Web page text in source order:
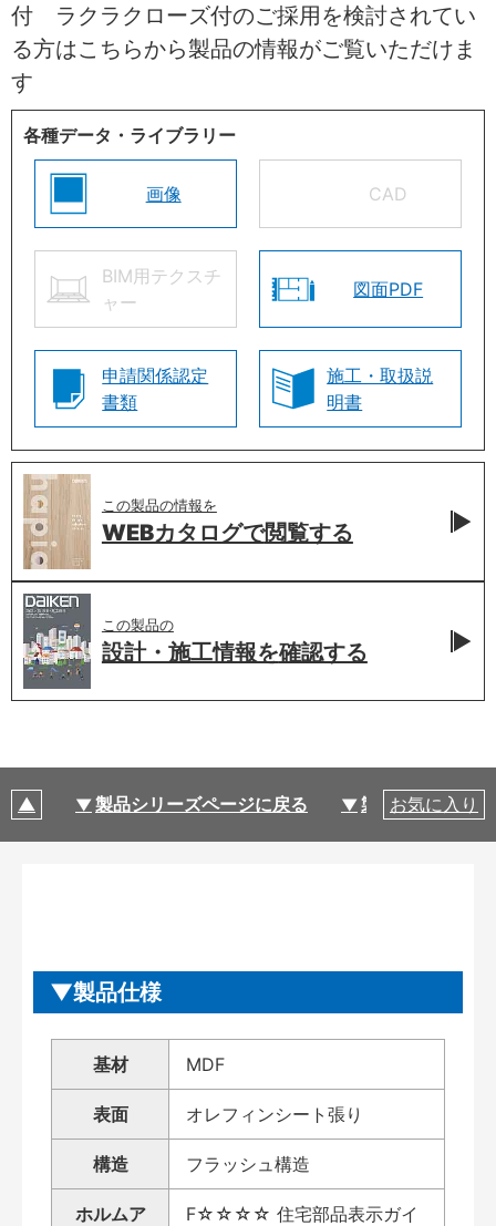
付 ラクラクローズ付のご採用を検討されてい
る方はこちらから製品の情報がご覧いただけま
す
各種データ・ライブラリー
画像 CAD
BIM用テクスチ
ャー
図面PDF
申請関係認定
書類
施工・取扱説
明書
この製品の情報を
WEBカタログで閲覧する
この製品の
設計・施工情報を確認する
製品シリーズページに戻る 製品仕様
お気に入り
製品仕様
基材 MDF
表面 オレフィンシート張り
構造 フラッシュ構造
ホルムア
F☆☆☆☆ 住宅部品表示ガイ